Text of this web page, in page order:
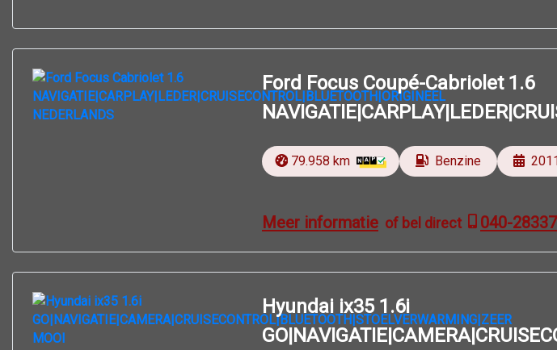
Ford Focus Coupé-Cabriolet 1.6
79.958 km Benzine
Meer informatie of bel direct 040-
Hyundai ix35 1.6i